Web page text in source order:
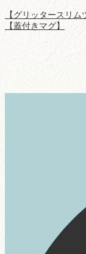
【グリッタースリム
【蓋付きマグ】